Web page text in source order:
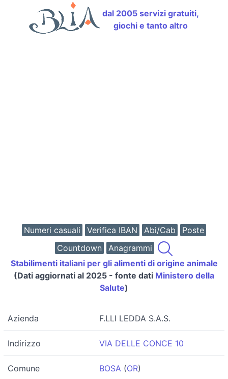
dal 2005 servizi gratuiti,
giochi e tanto altro
Numeri casuali Verifica IBAN Abi/Cab
Poste
Countdown
Anagrammi
Stabilimenti italiani per gli alimenti di origine animale
(Dati aggiornati al 2025 - fonte dati Ministero della
Salute)
Azienda F.LLI LEDDA S.A.S.
Indirizzo VIA DELLE CONCE 10
Comune BOSA (OR)